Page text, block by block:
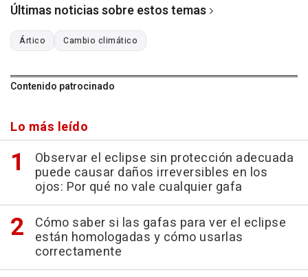
Últimas noticias sobre estos temas
Ártico Cambio climático
Contenido patrocinado
Lo más leído
Observar el eclipse sin protección adecuada
puede causar daños irreversibles en los
ojos: Por qué no vale cualquier gafa
Cómo saber si las gafas para ver el eclipse
están homologadas y cómo usarlas
correctamente